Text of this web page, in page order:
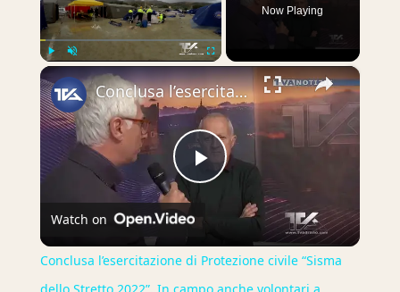
Fullscreen
Now Playing
×
Play
Video
Conclusa l’esercitazione di Protezione civile “Sisma dello Stretto 2022”. In campo anche volontari a
Watch on
Conclusa l’esercitazione di Protezione civile “Sisma
dello Stretto 2022”. In campo anche volontari a